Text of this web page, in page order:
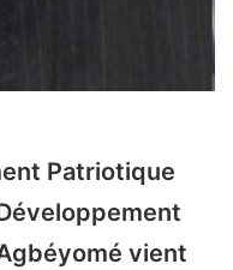
Patriotique
vient